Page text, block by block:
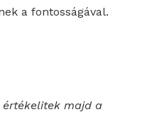
a fontosságával.
majd a